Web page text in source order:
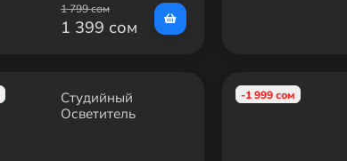
1 799 сом
1 399 сом
Студийный
Осветитель
-1 999 сом